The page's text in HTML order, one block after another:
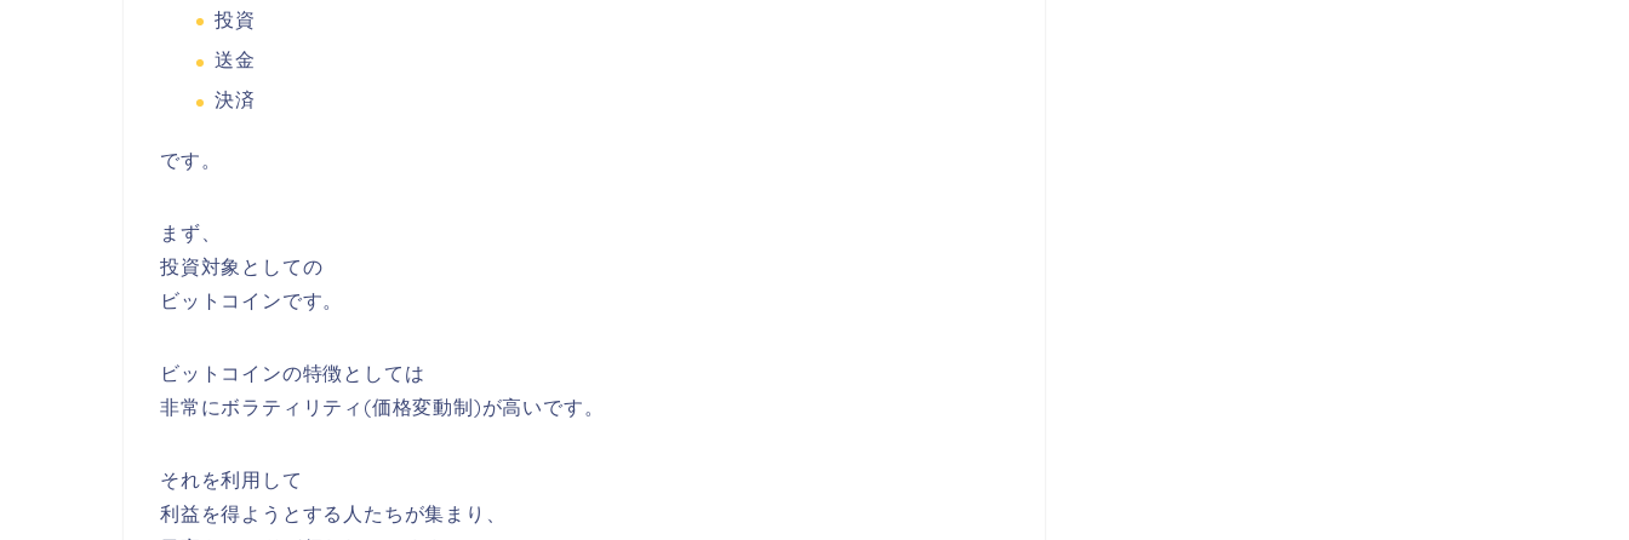
投資
送金
決済
です。
まず、
投資対象としての
ビットコインです。
ビットコインの特徴としては
非常にボラティリティ(価格変動制)が高いです。
それを利用して
利益を得ようとする人たちが集まり、